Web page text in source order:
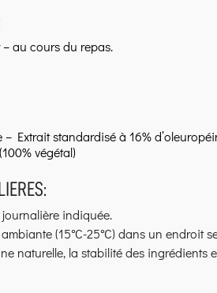
au cours du repas.
Extrait standardisé à 16%
végétal)
indiquée.
(15°C-25°C) dans un endroit
naturelle, la stabilité des ingrédients